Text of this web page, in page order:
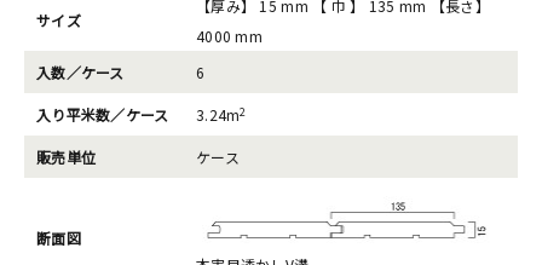
サイズ
【厚み】 15 mm 【 巾 】 135 mm 【長さ】
4000 mm
入数／ケース
6
入り平米数／ケース 3.24m2
販売単位 ケース
断面図